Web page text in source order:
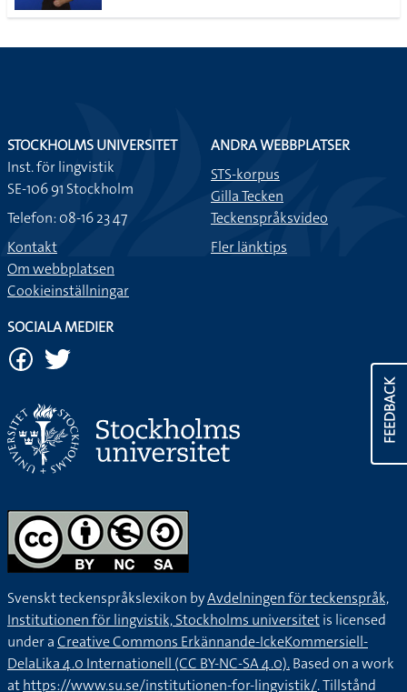
FEEDBACK
STOCKHOLMS UNIVERSITET
Inst. för lingvistik
SE-106 91 Stockholm
Telefon: 08-16 23 47
Kontakt
Om webbplatsen
Cookieinställningar
ANDRA WEBBPLATSER
STS-korpus
Gilla Tecken
Teckenspråksvideo
Fler länktips
SOCIALA MEDIER
Svenskt teckenspråkslexikon byAvdelningen för teckenspråk,
Institutionen för lingvistik, Stockholms universitetis licensed
under aCreative Commons Erkännande-IckeKommersiell-
DelaLika 4.0 Internationell (CC BY-NC-SA 4.0).Based on a work
athttps://www.su.se/institutionen-for-lingvistik/. Tillstånd